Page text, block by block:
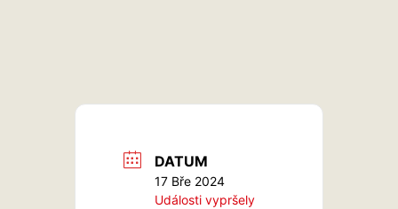
DATUM
17 Bře 2024
Události vypršely